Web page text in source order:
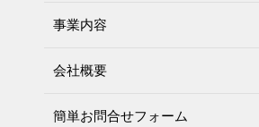
事業内容
会社概要
簡単お問合せフォーム